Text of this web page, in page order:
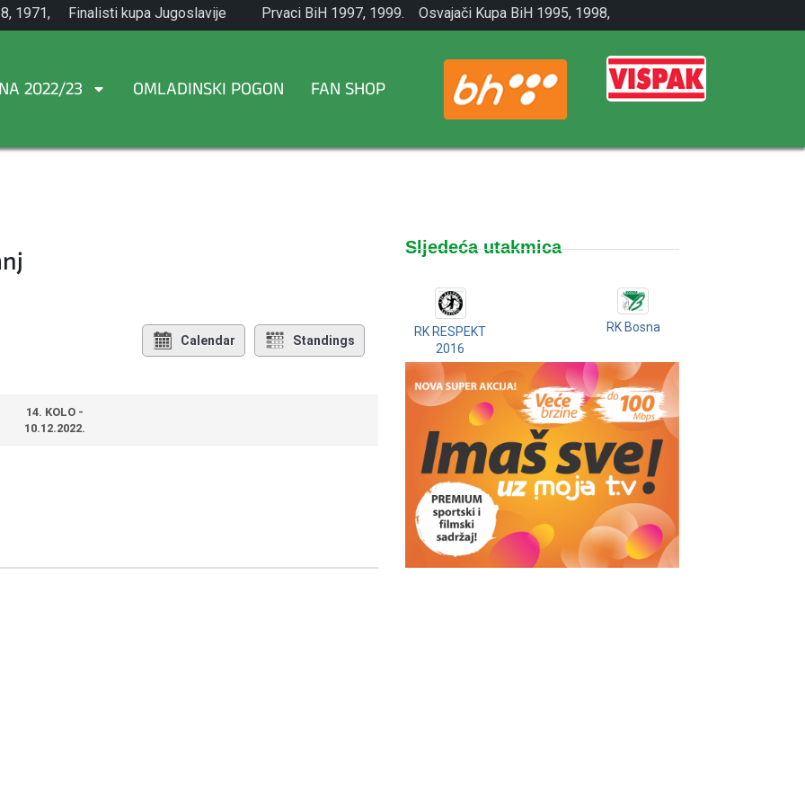
1971,
Finalisti kupa Jugoslavije
1965.
Prvaci BiH 1997, 1999.
Osvajači Kupa BiH 1995, 1998,
2001.
2022/23 OMLADINSKI POGON FAN SHOP
Calendar Standings
14. KOLO -
10.12.2022.
Sljedeća utakmica
RK RESPEKT
2016
RK Bosna